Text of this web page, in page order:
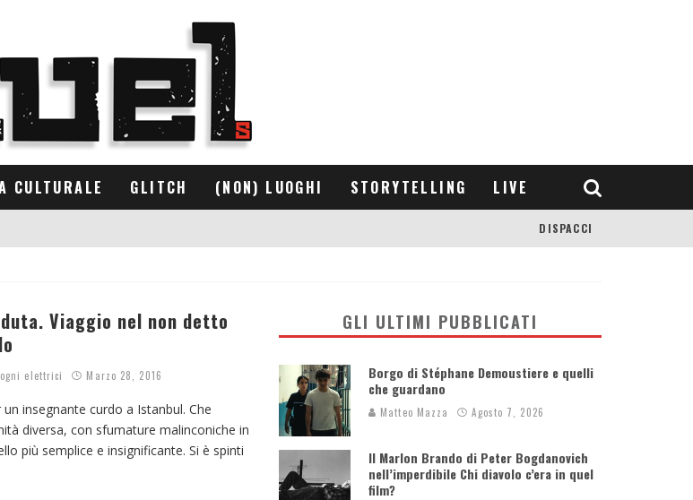
CULTURALE GLITCH (NON) LUOGHI STORYTELLING LIVE
DISPACCI
Viaggio nel non detto
elettrici Marzo 28, 2016
insegnante curdo a Istanbul. Che
diversa, con sfumature malinconiche in
più semplice e insignificante. Si è spinti
GLI ULTIMI PUBBLICATI
Borgo di Stéphane Demoustiere e quelli
che guardano
Matteo Mazza Agosto 7, 2026
Il Marlon Brando di Peter Bogdanovich
nell’imperdibile Chi diavolo c’era in quel
film?